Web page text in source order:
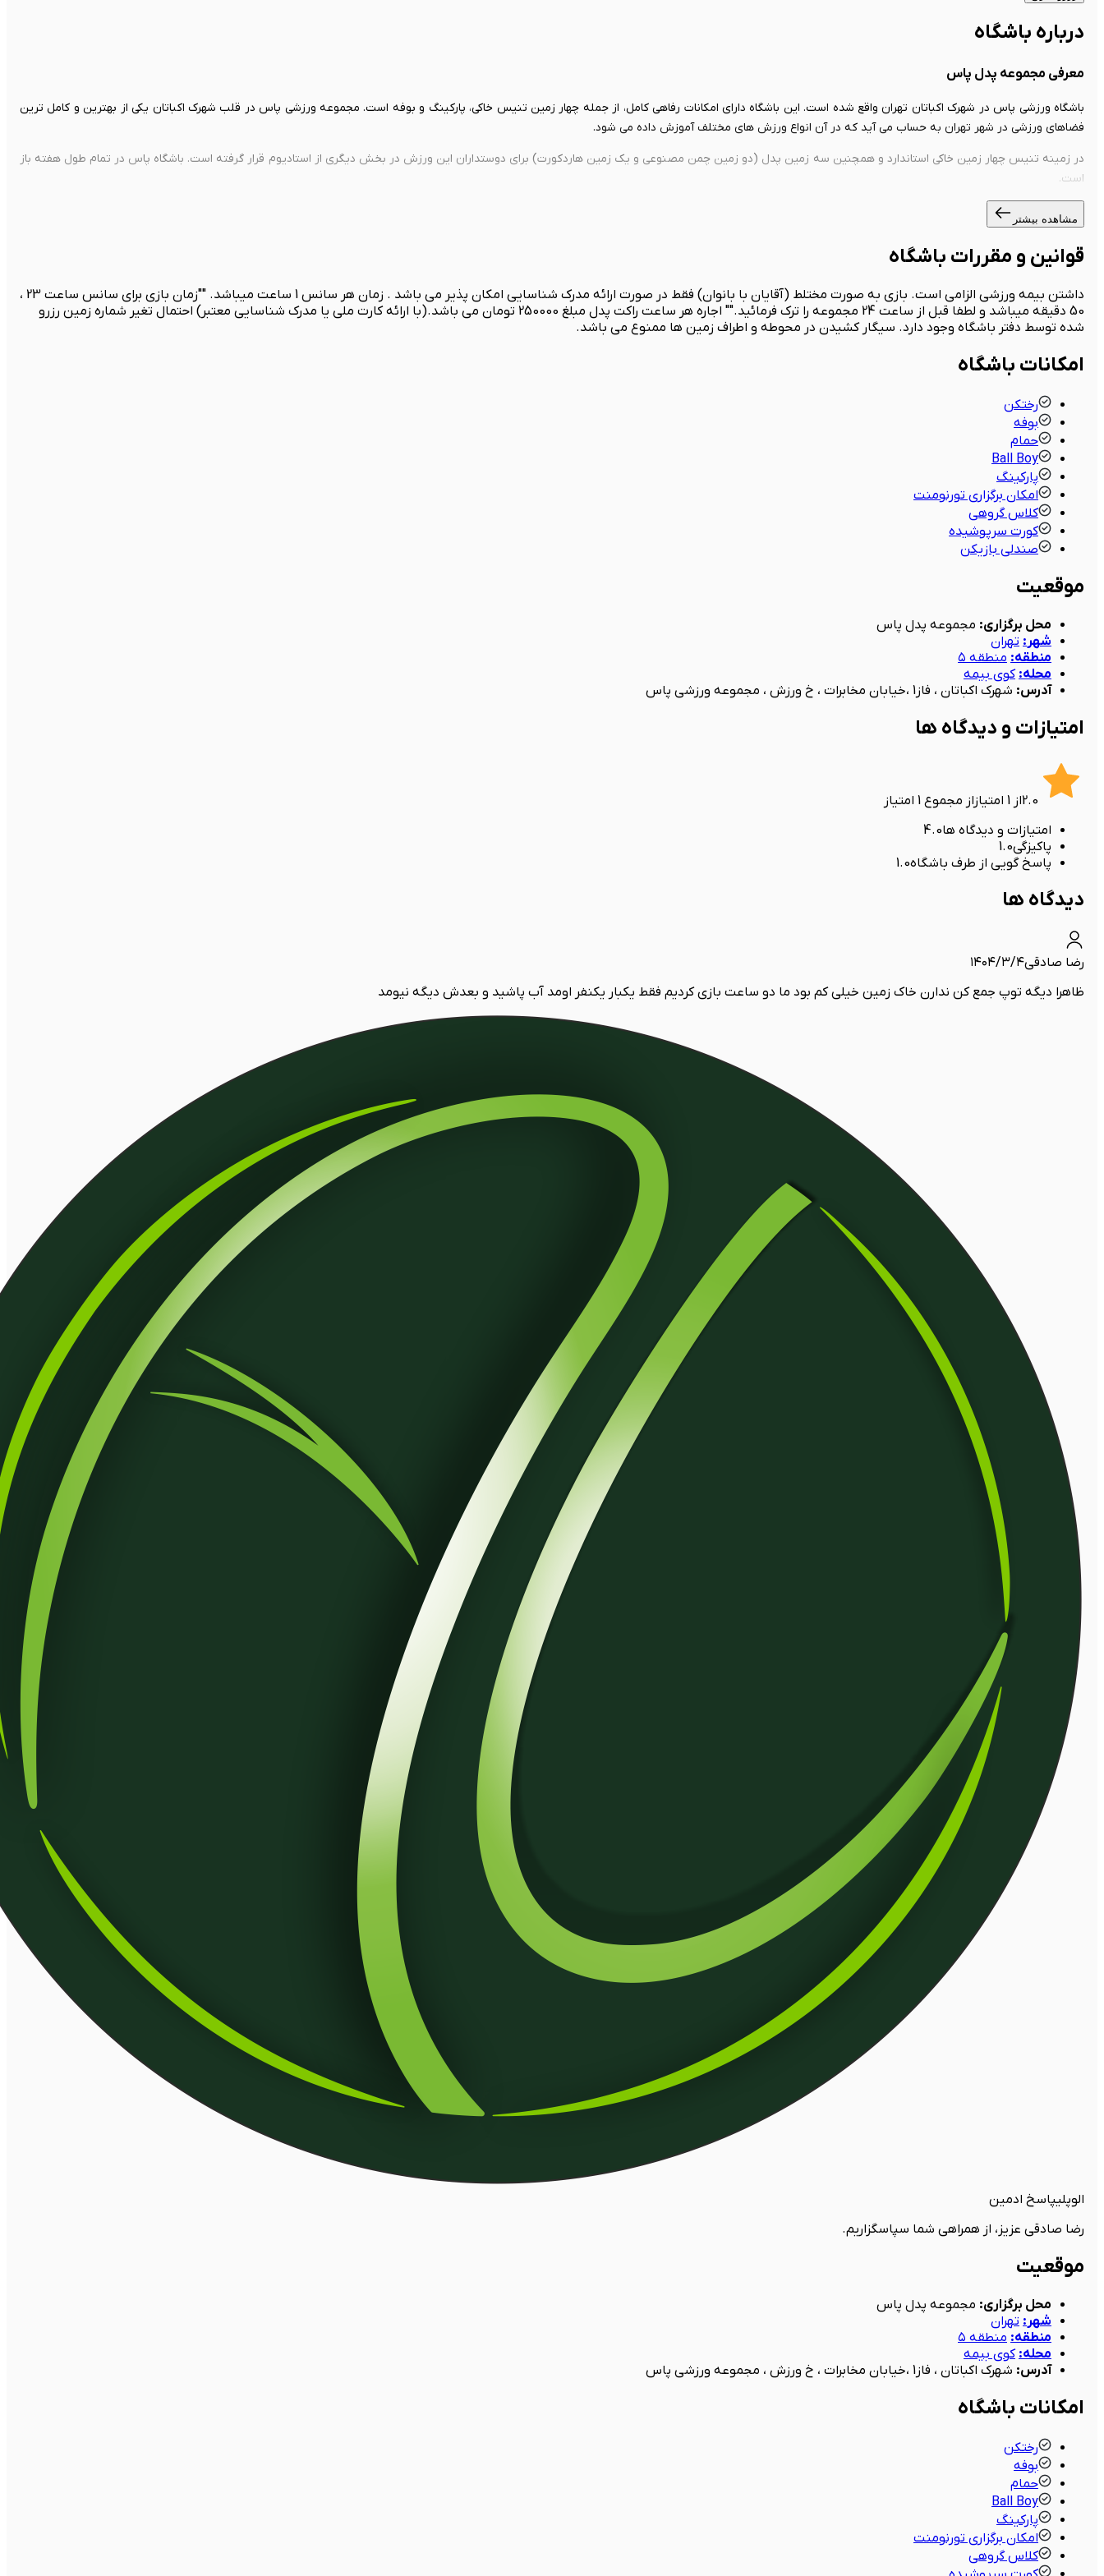
درباره باشگاه
معرفی مجموعه پدل پاس
باشگاه ورزشی پاس در شهرک اکباتان تهران واقع شده است. این باشگاه دارای امکانات رفاهی کامل، از جمله چهار زمین تنیس خاکی، پارکینگ و بوفه است. مجموعه ورزشی پاس در قلب شهرک اکباتان یکی از بهترین و کامل ترین
فضاهای ورزشی در شهر تهران به حساب می آید که در آن انواع ورزش های مختلف آموزش داده می شود.
در زمینه تنیس چهار زمین خاکی استاندارد و همچنین سه زمین پدل (دو زمین چمن مصنوعی و یک زمین هاردکورت) برای دوستداران این ورزش در بخش دیگری از استادیوم قرار گرفته است. باشگاه پاس در تمام طول هفته باز
است.
مشاهده بیشتر
قوانین و مقررات باشگاه
داشتن بیمه ورزشی الزامی است. بازی به صورت مختلط (آقایان با بانوان) فقط در صورت ارائه مدرک شناسایی امکان پذیر می باشد . زمان هر سانس 1 ساعت میباشد. ""زمان بازی برای سانس ساعت 23 ،
50 دقیقه میباشد و لطفا قبل از ساعت 24 مجموعه را ترک فرمائید."" اجاره هر ساعت راکت پدل مبلغ 250000 تومان می باشد.(با ارائه کارت ملی یا مدرک شناسایی معتبر) احتمال تغیر شماره زمین رزرو
شده توسط دفتر باشگاه وجود دارد. سیگار کشیدن در محوطه و اطراف زمین ها ممنوع می باشد.
امکانات باشگاه
رختکن
بوفه
حمام
Ball Boy
پارکینگ
امکان برگزاری تورنومنت
کلاس گروهی
کورت سرپوشیده
صندلی بازیکن
موقعیت
محل برگزاری: مجموعه پدل پاس
شهر : تهران
منطقه: منطقه ۵
محله: کوی بیمه
آدرس: شهرک اکباتان ، فاز1 ،خیابان مخابرات ، خ ورزش ، مجموعه ورزشی پاس
امتیازات و دیدگاه ها
2.0از 1 امتیازاز مجموع 1 امتیاز
امتیازات و دیدگاه ها4.0
پاکیزگی1.0
پاسخ گویی از طرف باشگاه1.0
دیدگاه ها
رضا صادقی۱۴۰۴/۳/۴
ظاهرا دیگه توپ جمع کن ندارن خاک زمین خیلی کم بود ما دو ساعت بازی کردیم فقط یکبار یکنفر اومد آب پاشید و بعدش دیگه نیومد
الوپلیپاسخ ادمین
رضا صادقی عزیز، از همراهی شما سپاسگزاریم.
موقعیت
محل برگزاری: مجموعه پدل پاس
شهر: تهران
منطقه: منطقه ۵
محله: کوی بیمه
آدرس: شهرک اکباتان ، فاز1 ،خیابان مخابرات ، خ ورزش ، مجموعه ورزشی پاس
امکانات باشگاه
رختکن
بوفه
حمام
Ball Boy
پارکینگ
امکان برگزاری تورنومنت
کلاس گروهی